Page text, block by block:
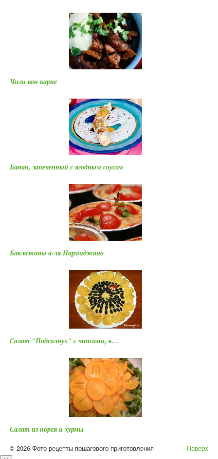
Чили кон карне
Банан, запеченный с ягодным соусом
Баклажаны а-ля Пармиджано
Салат "Подсолнух" с чипсами, к…
Салат из порея и хурмы
Наверх
© 2026 Фото-рецепты пошагового приготовления